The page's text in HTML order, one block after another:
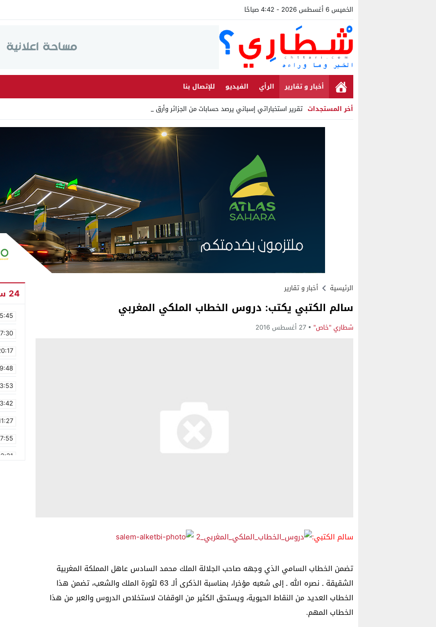
الخميس 6 أغسطس 2026 - 4:42 صباحًا
أخبار و تقارير الرأي الفيديو
للإتصال بنا
أخر المستجدات تقرير استخباراتي إسباني يرصد حسابات من الجزائر وأرقاما بـ”213+” _
Stop
الرئيسية أخبار و تقارير
سالم الكتبي يكتب: دروس الخطاب الملكي المغربي
شطاري "خاص" 27 أغسطس 2016
سالم الكتبي:
تضمن الخطاب السامي الذي وجهه صاحب الجلالة الملك محمد السادس عاهل المملكة المغربية
الشقيقة ـ نصره الله ـ إلى شعبه مؤخرا، بمناسبة الذكرى ألـ 63 لثورة الملك والشعب، تضمن هذا
الخطاب العديد من النقاط الحيوية، ويستحق الكثير من الوقفات لاستخلاص الدروس والعبر من هذا
الخطاب المهم.
24 ساعة